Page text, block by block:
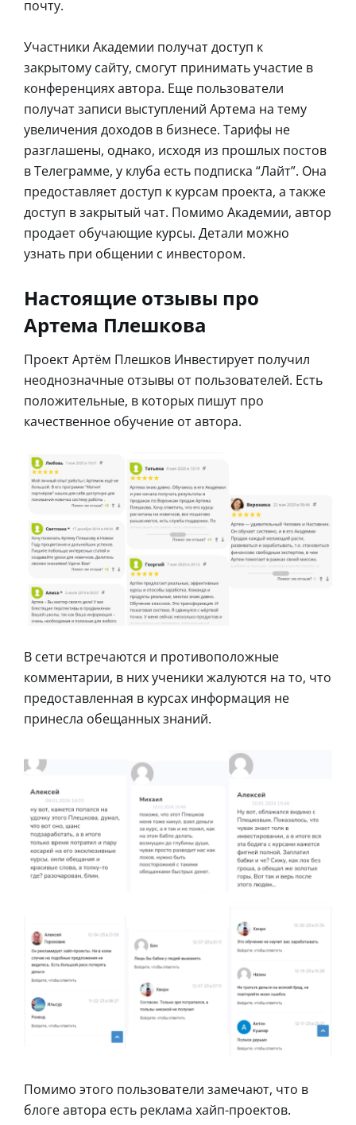
почту.
Участники Академии получат доступ к
закрытому сайту, смогут принимать участие в
конференциях автора. Еще пользователи
получат записи выступлений Артема на тему
увеличения доходов в бизнесе. Тарифы не
разглашены, однако, исходя из прошлых постов
в Телеграмме, у клуба есть подписка “Лайт”. Она
предоставляет доступ к курсам проекта, а также
доступ в закрытый чат. Помимо Академии, автор
продает обучающие курсы. Детали можно
узнать при общении с инвестором.
Настоящие отзывы про
Артема Плешкова
Проект Артём Плешков Инвестирует получил
неоднозначные отзывы от пользователей. Есть
положительные, в которых пишут про
качественное обучение от автора.
В сети встречаются и противоположные
комментарии, в них ученики жалуются на то, что
предоставленная в курсах информация не
принесла обещанных знаний.
Помимо этого пользователи замечают, что в
блоге автора есть реклама хайп-проектов.